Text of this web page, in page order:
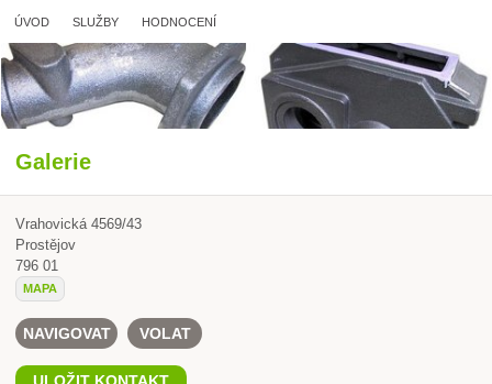
ÚVOD SLUŽBY HODNOCENÍ
Galerie
Vrahovická 4569/43
Prostějov
796 01
MAPA
NAVIGOVAT VOLAT